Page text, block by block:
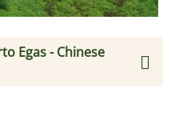
Egas - Chinese